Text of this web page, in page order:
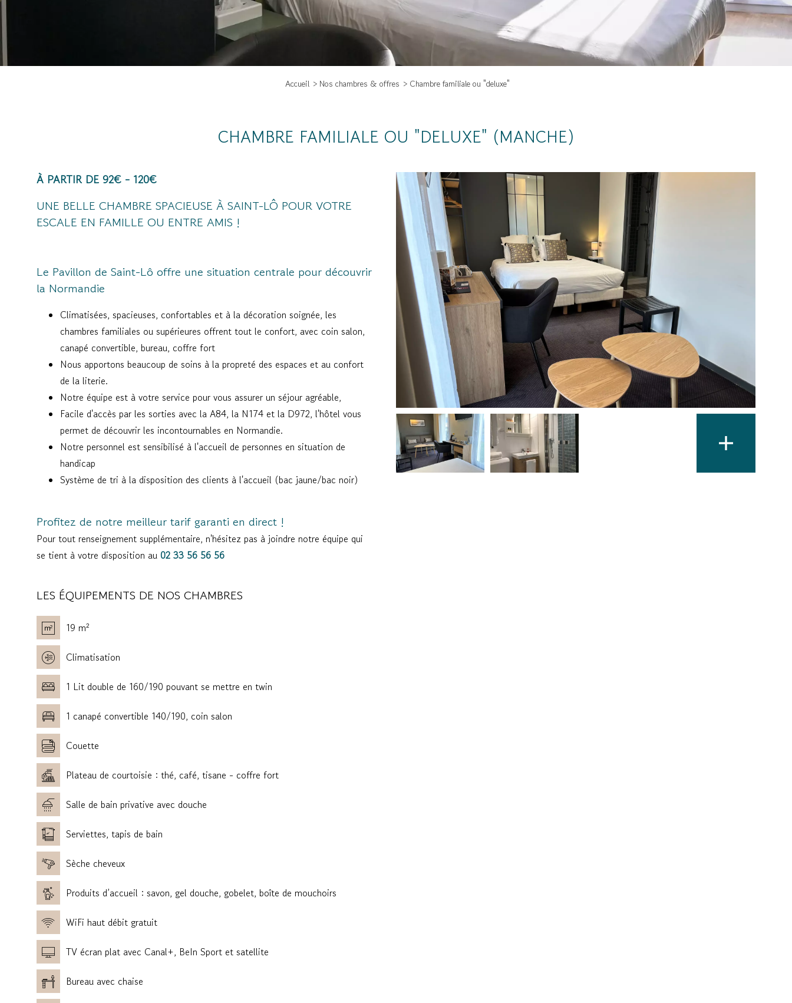
Accueil Nos chambres & offres Chambre familiale ou "deluxe"
CHAMBRE FAMILIALE OU "DELUXE" (MANCHE)
À PARTIR DE 92€ - 120€
UNE BELLE CHAMBRE SPACIEUSE À SAINT-LÔ POUR VOTRE
ESCALE EN FAMILLE OU ENTRE AMIS !
Le Pavillon de Saint-Lô offre une situation centrale pour découvrir
la Normandie
Climatisées, spacieuses, confortables et à la décoration soignée, les
chambres familiales ou supérieures offrent tout le confort, avec coin salon,
canapé convertible, bureau, coffre fort
Nous apportons beaucoup de soins à la propreté des espaces et au confort
de la literie.
Notre équipe est à votre service pour vous assurer un séjour agréable,
Facile d'accès par les sorties avec la A84, la N174 et la D972, l'hôtel vous
permet de découvrir les incontournables en Normandie.
Notre personnel est sensibilisé à l'accueil de personnes en situation de
handicap
Système de tri à la disposition des clients à l'accueil (bac jaune/bac noir)
Profitez de notre meilleur tarif garanti en direct !
Pour tout renseignement supplémentaire, n'hésitez pas à joindre notre équipe qui
se tient à votre disposition au 02 33 56 56 56
LES ÉQUIPEMENTS DE NOS CHAMBRES
19 m²
Climatisation
1 Lit double de 160/190 pouvant se mettre en twin
1 canapé convertible 140/190, coin salon
Couette
Plateau de courtoisie : thé, café, tisane - coffre fort
Salle de bain privative avec douche
Serviettes, tapis de bain
Sèche cheveux
Produits d’accueil : savon, gel douche, gobelet, boîte de mouchoirs
WiFi haut débit gratuit
TV écran plat avec Canal+, BeIn Sport et satellite
Bureau avec chaise